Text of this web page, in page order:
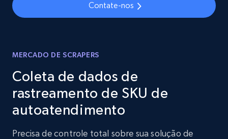
Contate-nos
MERCADO DE SCRAPERS
Coleta de dados de
rastreamento de SKU de
autoatendimento
Precisa de controle total sobre sua solução de